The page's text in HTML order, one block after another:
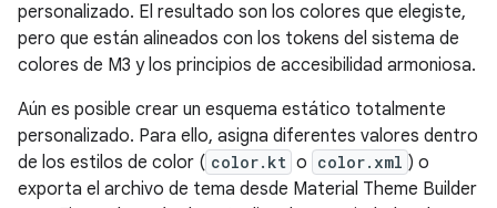
personalizado. El resultado son los colores que elegiste,
pero que están alineados con los tokens del sistema de
colores de M3 y los principios de accesibilidad armoniosa.
Aún es posible crear un esquema estático totalmente
personalizado. Para ello, asigna diferentes valores dentro
de los estilos de color ( color.kt o color.xml ) o
exporta el archivo de tema desde Material Theme Builder